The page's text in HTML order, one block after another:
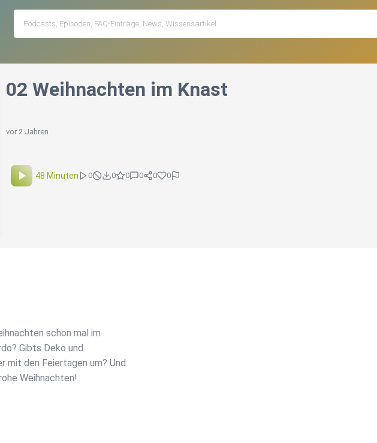
02 Weihnachten im Knast
vor 2 Jahren
48 Minuten 0 0 0 0 0 0
schon mal im
Gibts Deko und
mit den Feiertagen um? Und
Weihnachten!